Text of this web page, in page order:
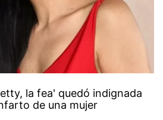
la fea' quedó indignada
de una mujer